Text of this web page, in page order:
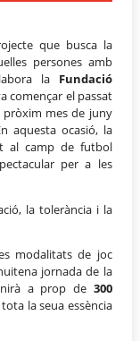
que busca la
persones amb
la Fundació
començar el passat
pròxim mes de juny
aquesta ocasió, la
al camp de futbol
per a les
la tolerància i la
modalitats de joc
jornada de la
a prop de300
la seua essència